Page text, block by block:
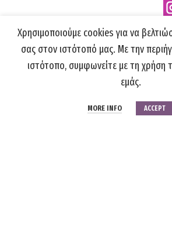
ΣΥΧΝΕΣ ΕΡΩΤΗΣΕΙΣ
ΤΡΟΠΟΙ ΠΛΗΡΩΜΗΣ
Χρησιμοποιούμε cookies για να
σας στον ιστότοπό μας. Με την
ιστότοπο, συμφωνείτε με τη
εμάς.
MORE INFO ACCEPT